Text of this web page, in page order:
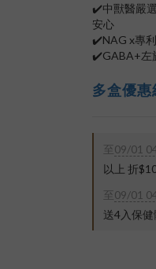
✔️中獸醫嚴
安心
✔️NAG x專
✔️GABA+左
多盒優惠
至 09/01
以上 折
至 09/01
送4入保